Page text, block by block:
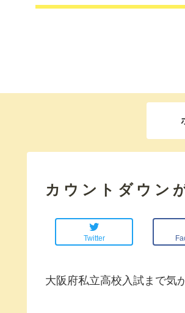
カウントダウン
Twitter
大阪府私立高校入試まで気